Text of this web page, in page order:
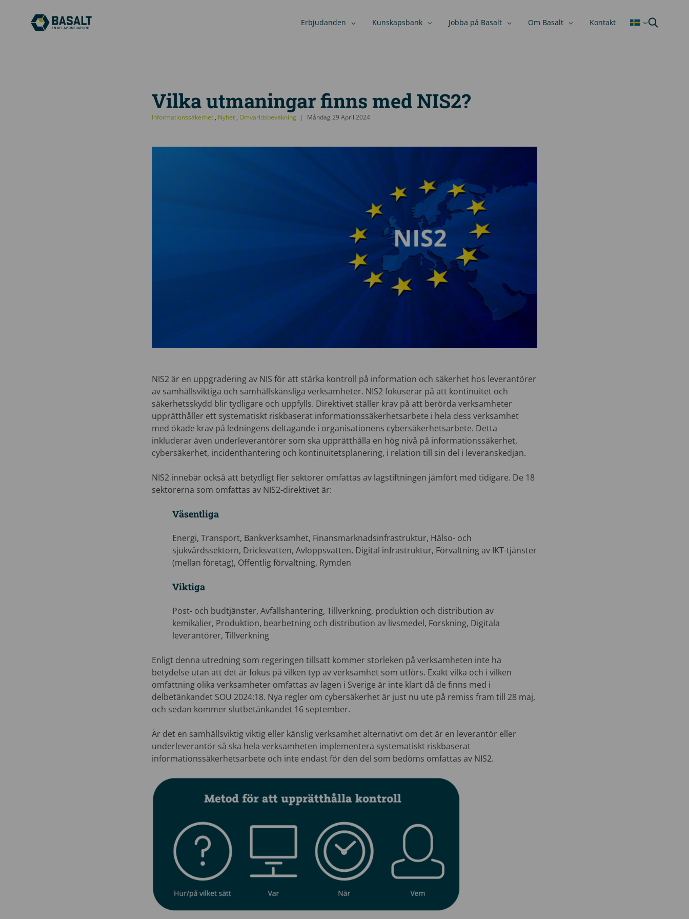
Erbjudanden Kunskapsbank Jobba på Basalt Om Basalt Kontakt
Vilka utmaningar finns med NIS2?
Informationssäkerhet , Nyhet ,Omvärldsbevakning Måndag 29 April 2024
NIS2 är en uppgradering av NIS för att stärka kontroll på information och säkerhet hos leverantörer
av samhällsviktiga och samhällskänsliga verksamheter. NIS2 fokuserar på att kontinuitet och
säkerhetsskydd blir tydligare och uppfylls. Direktivet ställer krav på att berörda verksamheter
upprätthåller ett systematiskt riskbaserat informationssäkerhetsarbete i hela dess verksamhet
med ökade krav på ledningens deltagande i organisationens cybersäkerhetsarbete. Detta
inkluderar även underleverantörer som ska upprätthålla en hög nivå på informationssäkerhet,
cybersäkerhet, incidenthantering och kontinuitetsplanering, i relation till sin del i leveranskedjan.
NIS2 innebär också att betydligt fler sektorer omfattas av lagstiftningen jämfört med tidigare. De 18
sektorerna som omfattas av NIS2-direktivet är:
Väsentliga
Energi, Transport, Bankverksamhet, Finansmarknadsinfrastruktur, Hälso- och
sjukvårdssektorn, Dricksvatten, Avloppsvatten, Digital infrastruktur, Förvaltning av IKT-tjänster
(mellan företag), Offentlig förvaltning, Rymden
Viktiga
Post- och budtjänster, Avfallshantering, Tillverkning, produktion och distribution av
kemikalier, Produktion, bearbetning och distribution av livsmedel, Forskning, Digitala
leverantörer, Tillverkning
Enligt denna utredning som regeringen tillsatt kommer storleken på verksamheten inte ha
betydelse utan att det är fokus på vilken typ av verksamhet som utförs. Exakt vilka och i vilken
omfattning olika verksamheter omfattas av lagen i Sverige är inte klart då de finns med i
delbetänkandet SOU 2024:18. Nya regler om cybersäkerhet är just nu ute på remiss fram till 28 maj,
och sedan kommer slutbetänkandet 16 september.
Är det en samhällsviktig viktig eller känslig verksamhet alternativt om det är en leverantör eller
underleverantör så ska hela verksamheten implementera systematiskt riskbaserat
informationssäkerhetsarbete och inte endast för den del som bedöms omfattas av NIS2.